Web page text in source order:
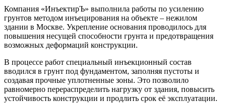
Компания «ИнъектирЪ» выполнила работы по усилению
грунтов методом инъецирования на объекте – нежилом
здании в Москве. Укрепление основания проводилось для
повышения несущей способности грунта и предотвращения
возможных деформаций конструкции.
В процессе работ специальный инъекционный состав
вводился в грунт под фундаментом, заполняя пустоты и
создавая прочные уплотненные зоны. Это позволило
равномерно перераспределить нагрузку от здания, повысить
устойчивость конструкции и продлить срок её эксплуатации.